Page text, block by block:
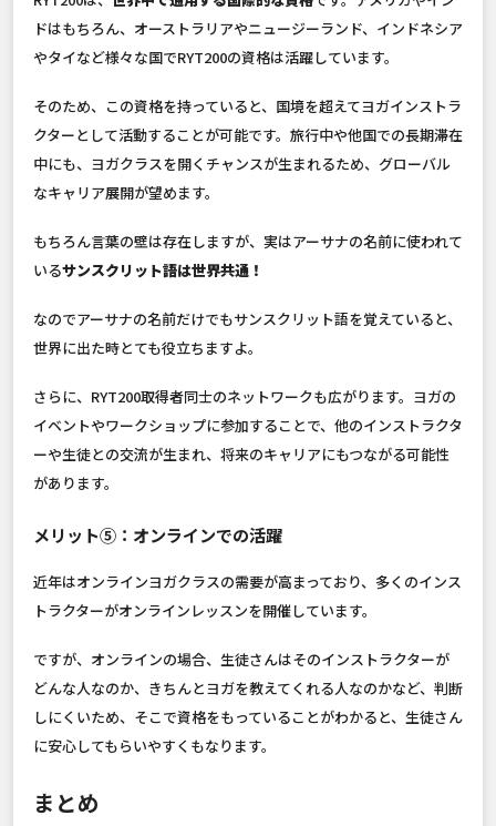
ドはもちろん、オーストラリアやニュージーランド、インドネシア
やタイなど様々な国でRYT200の資格は活躍しています。
そのため、この資格を持っていると、国境を超えてヨガインストラ
クターとして活動することが可能です。旅行中や他国での長期滞在
中にも、ヨガクラスを開くチャンスが生まれるため、グローバル
なキャリア展開が望めます。
もちろん言葉の壁は存在しますが、実はアーサナの名前に使われて
いるサンスクリット語は世界共通！
なのでアーサナの名前だけでもサンスクリット語を覚えていると、
世界に出た時とても役立ちますよ。
さらに、RYT200取得者同士のネットワークも広がります。ヨガの
イベントやワークショップに参加することで、他のインストラクタ
ーや生徒との交流が生まれ、将来のキャリアにもつながる可能性
があります。
メリット⑤：オンラインでの活躍
近年はオンラインヨガクラスの需要が高まっており、多くのインス
トラクターがオンラインレッスンを開催しています。
ですが、オンラインの場合、生徒さんはそのインストラクターが
どんな人なのか、きちんとヨガを教えてくれる人なのかなど、判断
しにくいため、そこで資格をもっていることがわかると、生徒さん
に安心してもらいやすくもなります。
まとめ